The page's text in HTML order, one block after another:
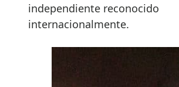
independiente reconocido
internacionalmente.